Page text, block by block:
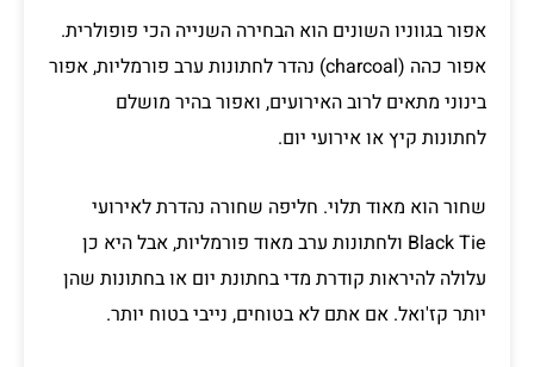
אפור בגווניו השונים הוא הבחירה השנייה הכי פופולרית.
אפור כהה (charcoal) נהדר לחתונות ערב פורמליות, אפור
בינוני מתאים לרוב האירועים, ואפור בהיר מושלם
לחתונות קיץ או אירועי יום.
שחור הוא מאוד תלוי. חליפה שחורה נהדרת לאירועי
Black Tie ולחתונות ערב מאוד פורמליות, אבל היא כן
עלולה להיראות קודרת מדי בחתונת יום או בחתונות שהן
יותר קז'ואל. אם אתם לא בטוחים, נייבי בטוח יותר.